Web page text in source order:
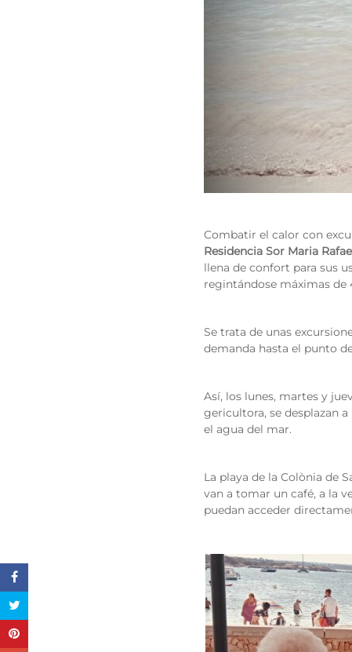
Combatir el calor con
Residencia Sor Maria
llena de confort para sus
regintándose máximas de
Se trata de unas
demanda hasta el punto
Así, los lunes, martes y
gericultora, se desplazan
el agua del mar.
La playa de la Colònia de
van a tomar un café, a la
puedan acceder